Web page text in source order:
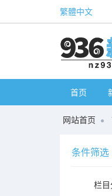
繁體中文
首页
网站首页
条件筛选
栏